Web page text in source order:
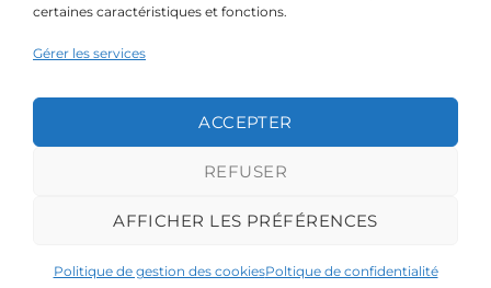
certaines caractéristiques et fonctions.
Gérer les services
ACCEPTER
REFUSER
AFFICHER LES PRÉFÉRENCES
Politique de gestion des cookiesPoltique de confidentialité
POLITIQUE EN MATIÈRE DE COOKIES
CONDITIONS GÉNÉRALES DE VENTE